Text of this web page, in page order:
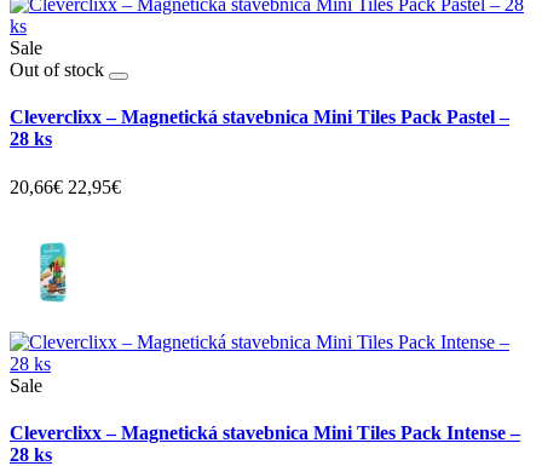
Sale
Out of stock
Cleverclixx – Magnetická stavebnica Mini Tiles Pack Pastel –
28 ks
20,66€ 22,95€
Sale
Cleverclixx – Magnetická stavebnica Mini Tiles Pack Intense –
28 ks